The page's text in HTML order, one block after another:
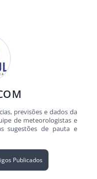
previsões e dados da
de meteorologistas e
sugestões de pauta e
Publicados